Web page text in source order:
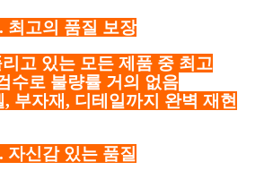
최고의 품질 보장
고 있는 모든 제품 중 최고
수로 불량률 거의 없음
부자재, 디테일까지 완벽 재현
자신감 있는 품질